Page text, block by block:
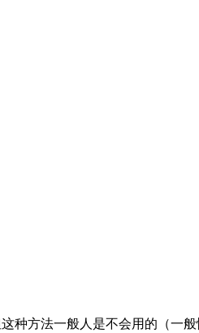
方法一般人是不会用的（一